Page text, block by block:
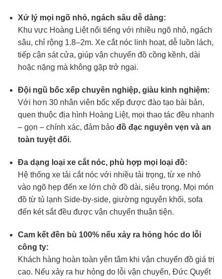
Xử lý mọi ngõ nhỏ, ngách sâu dễ dàng:
Khu vực Hoàng Liệt nổi tiếng với nhiều ngõ nhỏ, ngách
sâu, chỉ rộng 1.8–2m. Xe cắt nóc linh hoạt, dễ luồn lách,
tiếp cận sát cửa, giúp vận chuyển đồ cồng kềnh, dài
hoặc nặng mà không gặp trở ngại.
Đội ngũ bốc xếp chuyên nghiệp, giàu kinh nghiệm:
Với hơn 30 nhân viên bốc xếp được đào tạo bài bản,
quen thuộc địa hình Hoàng Liệt, mọi thao tác đều nhanh
– gọn – chính xác, đảm bảo đồ đạc nguyên vẹn và an
toàn tuyệt đối.
Đa dạng loại xe cắt nóc, phù hợp mọi loại đồ:
Hệ thống xe tải cắt nóc với nhiều tải trọng, từ xe nhỏ
vào ngõ hẹp đến xe lớn chở đồ dài, siêu trọng. Mọi món
đồ từ tủ lạnh Side-by-side, giường nguyên khối, sofa
đến két sắt đều được vận chuyển thuận tiện.
Cam kết đền bù 100% nếu xảy ra hỏng hóc do lỗi
công ty:
Khách hàng hoàn toàn yên tâm khi vận chuyển đồ giá trị
cao. Nếu xảy ra hư hỏng do lỗi vận chuyển, Đức Quyết